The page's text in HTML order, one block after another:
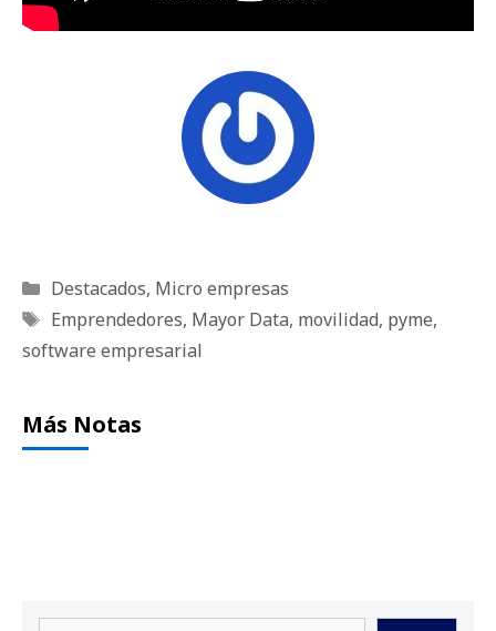
Categorías
Destacados, Micro empresas
Etiquetas
Emprendedores, Mayor Data, movilidad, pyme,
software empresarial
Más Notas